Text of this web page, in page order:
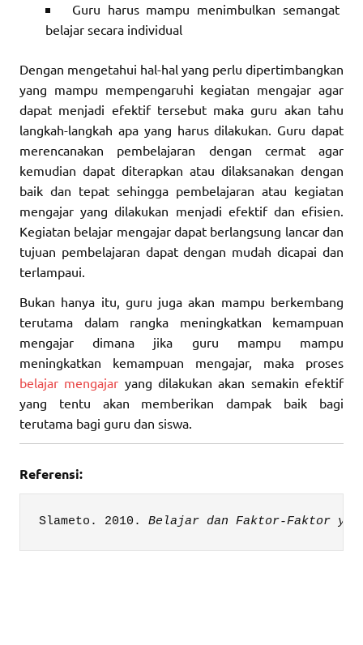
Guru harus mampu menimbulkan semangat
belajar secara individual
Dengan mengetahui hal-hal yang perlu dipertimbangkan
yang mampu mempengaruhi kegiatan mengajar agar
dapat menjadi efektif tersebut maka guru akan tahu
langkah-langkah apa yang harus dilakukan. Guru dapat
merencanakan pembelajaran dengan cermat agar
kemudian dapat diterapkan atau dilaksanakan dengan
baik dan tepat sehingga pembelajaran atau kegiatan
mengajar yang dilakukan menjadi efektif dan efisien.
Kegiatan belajar mengajar dapat berlangsung lancar dan
tujuan pembelajaran dapat dengan mudah dicapai dan
terlampaui.
Bukan hanya itu, guru juga akan mampu berkembang
terutama dalam rangka meningkatkan kemampuan
mengajar dimana jika guru mampu mampu
meningkatkan kemampuan mengajar, maka proses
belajar mengajar yang dilakukan akan semakin efektif
yang tentu akan memberikan dampak baik bagi
terutama bagi guru dan siswa.
Referensi:
Slameto. 2010. Belajar dan Faktor-Faktor yang